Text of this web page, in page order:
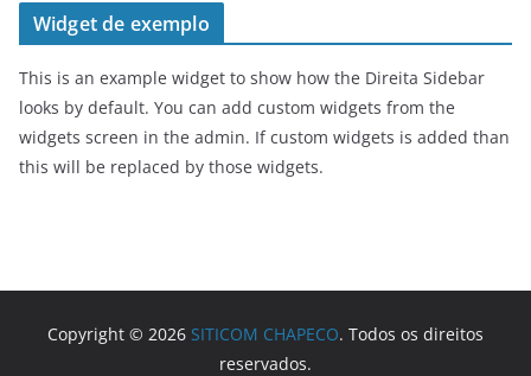
Widget de exemplo
This is an example widget to show how the Direita Sidebar
looks by default. You can add custom widgets from the
widgets screen in the admin. If custom widgets is added than
this will be replaced by those widgets.
Copyright © 2026 SITICOM CHAPECO. Todos os direitos
reservados.